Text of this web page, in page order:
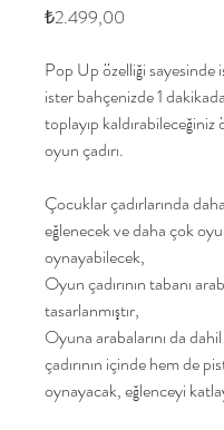
₺2.499,00
Pop Up özelliği sayesinde
ister bahçenizde 1
toplayıp kaldırabileceğiniz
oyun çadırı.
Çocuklar çadırlarında
eğlenecek ve daha çok
oynayabilecek,
Oyun çadırının tabanı
tasarlanmıştır,
Oyuna arabalarını da
çadırının içinde hem de
oynayacak, eğlenceyi